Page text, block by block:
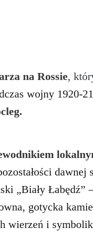
na Rossie,
wojny 1920-
„Biały Łabędź”
gotycka
wierzeń i